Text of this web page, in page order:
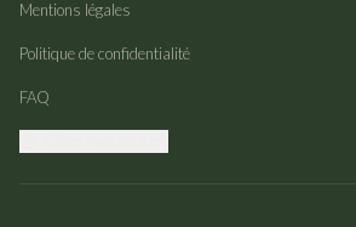
Mentions légales
Politique de confidentialité
FAQ